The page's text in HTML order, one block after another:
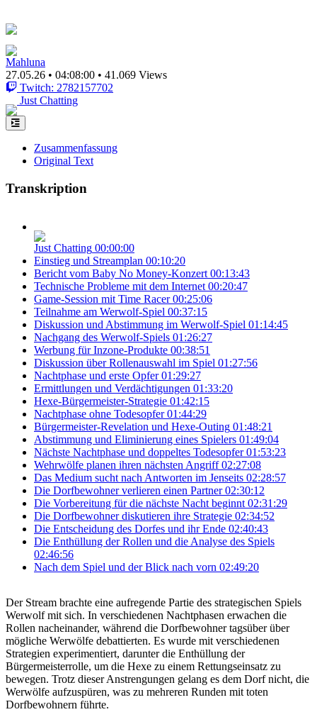
Mahluna
27.05.26 • 04:08:00 • 41.069 Views
Twitch: 2782157702
Just Chatting
Zusammenfassung
Original Text
Transkription
Just Chatting 00:00:00
Einstieg und Streamplan 00:10:20
Bericht vom Baby No Money-Konzert 00:13:43
Technische Probleme mit dem Internet 00:20:47
Game-Session mit Time Racer 00:25:06
Teilnahme am Werwolf-Spiel 00:37:15
Diskussion und Abstimmung im Werwolf-Spiel 01:14:45
Nachgang des Werwolf-Spiels 01:26:27
Werbung für Inzone-Produkte 00:38:51
Diskussion über Rollenauswahl im Spiel 01:27:56
Nachtphase und erste Opfer 01:29:27
Ermittlungen und Verdächtigungen 01:33:20
Hexe-Bürgermeister-Strategie 01:42:15
Nachtphase ohne Todesopfer 01:44:29
Bürgermeister-Revelation und Hexe-Outing 01:48:21
Abstimmung und Eliminierung eines Spielers 01:49:04
Nächste Nachtphase und doppeltes Todesopfer 01:53:23
Wehrwölfe planen ihren nächsten Angriff 02:27:08
Das Medium sucht nach Antworten im Jenseits 02:28:57
Die Dorfbewohner verlieren einen Partner 02:30:12
Die Vorbereitung für die nächste Nacht beginnt 02:31:29
Die Dorfbewohner diskutieren ihre Strategie 02:34:52
Die Entscheidung des Dorfes und ihr Ende 02:40:43
Die Enthüllung der Rollen und die Analyse des Spiels
02:46:56
Nach dem Spiel und der Blick nach vorn 02:49:20
Der Stream brachte eine aufregende Partie des strategischen Spiels
Werwolf mit sich. In verschiedenen Nachtphasen erwachen die
Rollen nacheinander, während die Dorfbewohner tagsüber über
mögliche Werwölfe debattierten. Es wurde mit verschiedenen
Strategien experimentiert, darunter die Enthüllung der
Bürgermeisterrolle, um die Hexe zu einem Rettungseinsatz zu
bewegen. Trotz dieser Anstrengungen gelang es dem Dorf nicht, die
Werwölfe aufzuspüren, was zu mehreren Runden mit toten
Dorfbewohnern führte.